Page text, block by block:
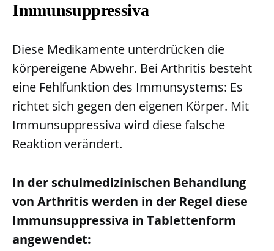
Immunsuppressiva
Diese Medikamente unterdrücken die
körpereigene Abwehr. Bei Arthritis besteht
eine Fehlfunktion des Immunsystems: Es
richtet sich gegen den eigenen Körper. Mit
Immunsuppressiva wird diese falsche
Reaktion verändert.
In der schulmedizinischen Behandlung
von Arthritis werden in der Regel diese
Immunsuppressiva in Tablettenform
angewendet: